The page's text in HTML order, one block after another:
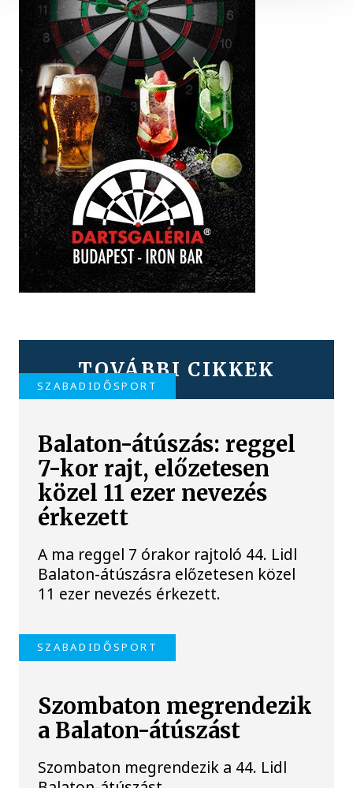
TOVÁBBI CIKKEK
SZABADIDŐSPORT
Balaton-átúszás: reggel
7-kor rajt, előzetesen
közel 11 ezer nevezés
érkezett
A ma reggel 7 órakor rajtoló 44. Lidl
Balaton-átúszásra előzetesen közel
11 ezer nevezés érkezett.
SZABADIDŐSPORT
Szombaton megrendezik
a Balaton-átúszást
Szombaton megrendezik a 44. Lidl